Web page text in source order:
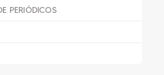
PERIÓDICOS